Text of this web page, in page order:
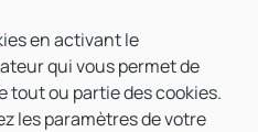
en activant le
qui vous permet de
tout ou partie des cookies.
les paramètres de votre